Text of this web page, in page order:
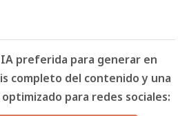
preferida para generar en
completo del contenido y una
para redes sociales: